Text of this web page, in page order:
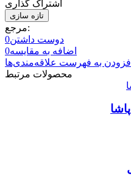
اشتراک گذاری
مرجع:
دوست داشتن0
اضافه به مقایسه0
افزودن به فهرست علاقه‌مندی‌ها
محصولات مرتبط